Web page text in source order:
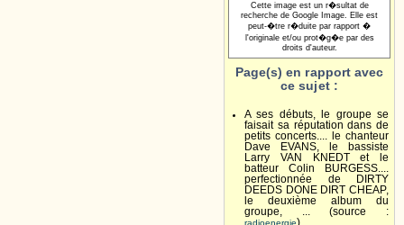
Cette image est un r�sultat de
recherche de Google Image. Elle est
peut-�tre r�duite par rapport �
l'originale et/ou prot�g�e par des
droits d'auteur.
Page(s) en rapport avec
ce sujet :
A ses débuts, le groupe se
faisait sa réputation dans de
petits concerts.... le chanteur
Dave EVANS, le bassiste
Larry VAN KNEDT et le
batteur Colin BURGESS....
perfectionnée de DIRTY
DEEDS DONE DIRT CHEAP,
le deuxième album du
groupe, ... (source :
)